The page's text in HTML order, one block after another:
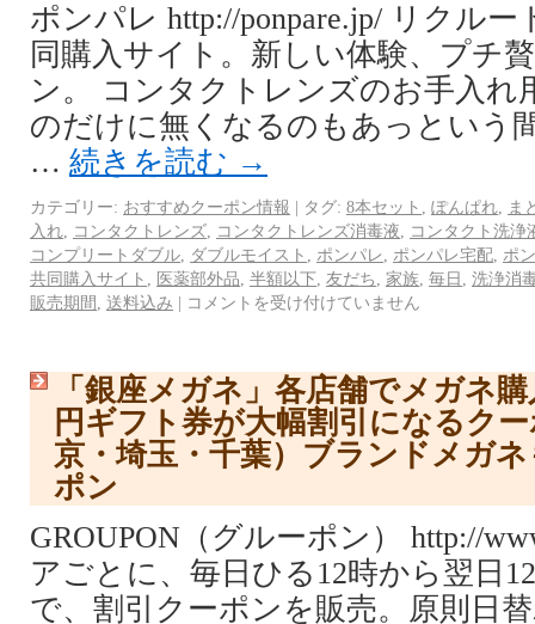
ポンパレ http://ponpare.jp/ リクル
同購入サイト。新しい体験、プチ
ン。 コンタクトレンズのお手入れ
のだけに無くなるのもあっという
… 続きを読む →
カテゴリー: おすすめクーポン情報 | タグ: 8本セット ぽんぱれ
ま
入れ
コンタクトレンズ コンタクトレンズ消毒液
コンタクト洗浄
コンプリートダブル
ダブルモイスト ポンパレ ポンパレ宅配 ポ
共同購入サイト
医薬部外品 半額以下 友だち 家族 毎日
洗浄消
販売期間
送料込み | コメントを受け付けていません
「銀座メガネ」各店舗でメガネ
円ギフト券が大幅割引になるク
京・埼玉・千葉）ブランドメガ
ポン
GROUPON（グルーポン） http://
アごとに、毎日ひる12時から翌日
で、割引クーポンを販売。原則日